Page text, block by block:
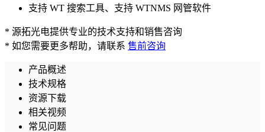
支持 WT 搜索工具、支持 WTNMS 网管软件
* 源拓光电提供专业的技术支持和销售咨询
* 如您需要更多帮助，请联系 售前咨询
产品概述
技术规格
资源下载
相关视频
常见问题